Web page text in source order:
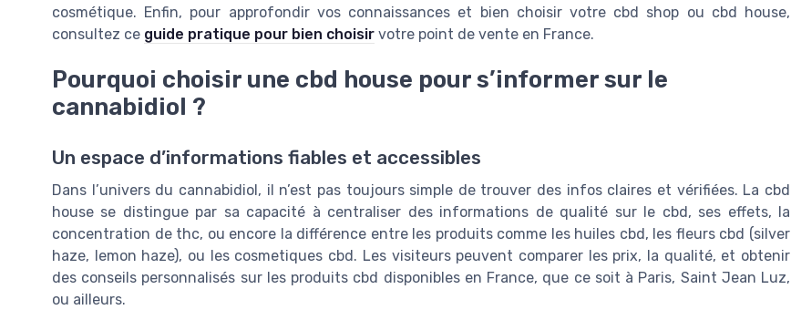
cosmétique. Enfin, pour approfondir vos connaissances et bien choisir votre cbd shop ou cbd house,
consultez ce guide pratique pour bien choisir votre point de vente en France.
Pourquoi choisir une cbd house pour s’informer sur le
cannabidiol ?
Un espace d’informations fiables et accessibles
Dans l’univers du cannabidiol, il n’est pas toujours simple de trouver des infos claires et vérifiées. La cbd
house se distingue par sa capacité à centraliser des informations de qualité sur le cbd, ses effets, la
concentration de thc, ou encore la différence entre les produits comme les huiles cbd, les fleurs cbd (silver
haze, lemon haze), ou les cosmetiques cbd. Les visiteurs peuvent comparer les prix, la qualité, et obtenir
des conseils personnalisés sur les produits cbd disponibles en France, que ce soit à Paris, Saint Jean Luz,
ou ailleurs.